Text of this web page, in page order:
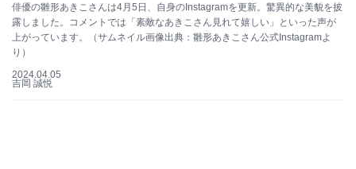
俳優の雛形あきこさんは4月5日、自身のInstagramを更新。驚異的な美貌を披
露しました。コメントでは「素敵なあきこさん見れて嬉しい」といった声が
上がっています。（サムネイル画像出典：雛形あきこさん公式Instagramよ
り）
2024.04.05
吉岡 誠悦